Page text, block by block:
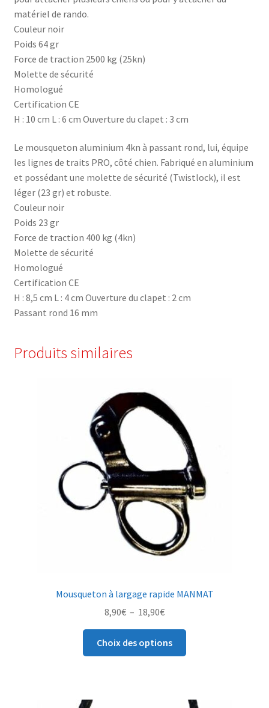
matériel de rando.
Couleur noir
Poids 64 gr
Force de traction 2500 kg (25kn)
Molette de sécurité
Homologué
Certification CE
H : 10 cm L : 6 cm Ouverture du clapet : 3 cm
Le mousqueton aluminium 4kn à passant rond, lui, équipe
les lignes de traits PRO, côté chien. Fabriqué en aluminium
et possédant une molette de sécurité (Twistlock), il est
léger (23 gr) et robuste.
Couleur noir
Poids 23 gr
Force de traction 400 kg (4kn)
Molette de sécurité
Homologué
Certification CE
H : 8,5 cm L : 4 cm Ouverture du clapet : 2 cm
Passant rond 16 mm
Produits similaires
Mousqueton à largage rapide MANMAT
8,90€ – 18,90€Plage
de
prix :
8,90€
Choix des options
produit